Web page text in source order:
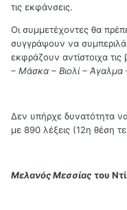
τις εκφάνσεις.
Οι συμμετέχοντες θα
συγγράψουν να
εκφράζουν αντίστοιχα
– Μάσκα – Βιολί – Άγαλμα
Δεν υπήρχε δυνατότητα
με 890 λέξεις (12η θέση
Μελανός Μεσσίας του